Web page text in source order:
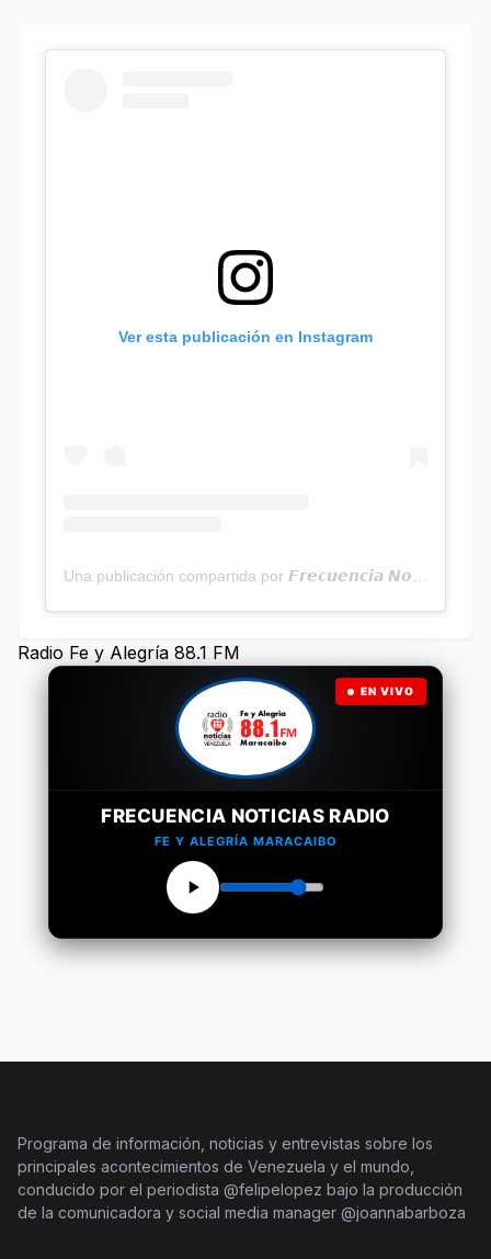
Ver esta publicación en Instagram
Radio Fe y Alegría 88.1 FM
EN VIVO
FRECUENCIA NOTICIAS RADIO
FE Y ALEGRÍA MARACAIBO
Programa de información, noticias y entrevistas sobre los
principales acontecimientos de Venezuela y el mundo,
conducido por el periodista @felipelopez bajo la producción
de la comunicadora y social media manager @joannabarboza